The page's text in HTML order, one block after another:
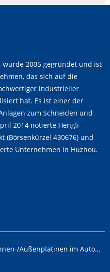
wurde 2005 gegründet und ist
das sich auf die
industrieller
hat. Es ist einer der
zum Schneiden und
2014 notierte Hengli
(Börsenkürzel 430676) und
Unternehmen in Huzhou.
Vorrichtung zum Stanzen von Innen-/Außenplatinen im Automobilbereich